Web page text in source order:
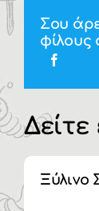
Σου
φίλους
Ξύλινο